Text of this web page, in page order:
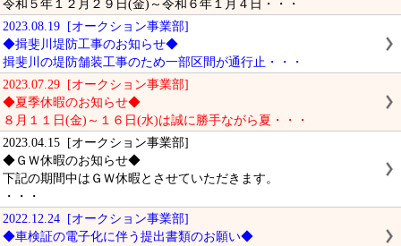
令和５年１２月２９日(金)～令和６年１月４日・・・
2023.08.19 [オークション事業部]
◆揖斐川堤防工事のお知らせ◆
揖斐川の堤防舗装工事のため一部区間が通行止・・・
2023.07.29 [オークション事業部]
◆夏季休暇のお知らせ◆
８月１１日(金)～１６日(水)は誠に勝手ながら夏・・・
2023.04.15 [オークション事業部]
◆ＧＷ休暇のお知らせ◆
下記の期間中はＧＷ休暇とさせていただきます。
・・・
2022.12.24 [オークション事業部]
◆車検証の電子化に伴う提出書類のお願い◆